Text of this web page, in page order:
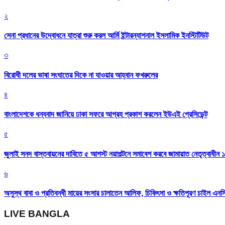
২
সেনা প্রধানের উদ্বোধনে যাত্রা শুরু করল আর্মি ইন্টারন্যাশনাল ইসলামিক ইনস্টিটিউট
৩
বিরোধী দলের ভাষা সংঘাতের দিকে না যাওয়ার আহ্বান ফখরুলের
৪
বাংলাদেশকে ধন্যবাদ জানিয়ে ঢাকা সফরে আগ্রহ প্রকাশ করলেন ইউএই প্রেসিডেন্ট
৫
জুলাই সনদ বাস্তবায়নের দাবিতে ৫ আগস্ট নয়াপল্টনে সমাবেশ করবে জামায়াত নেতৃত্বাধীন
৬
অসুস্থ বাবা ও প্রতিবন্ধী মায়ের সংসার চালাতেন আলিফ, চিকিৎসা ও ক্ষতিপূরণ চাইল
LIVE BANGLA